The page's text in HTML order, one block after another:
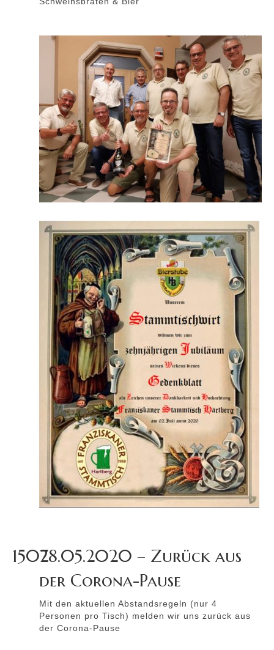
150728.05.2020 – Zurück aus
der Corona-Pause
Mit den aktuellen Abstandsregeln (nur 4
Personen pro Tisch) melden wir uns zurück aus
der Corona-Pause